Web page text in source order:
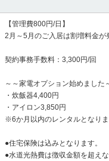
【管理費800円/日】
2月～5月のご入居は割増料金が
契約事務手数料：3,300円/回
～～家電オプション始めました
・炊飯器4,400円
・アイロン3,850円
※6か月以内のレンタルとなり
●住宅保険は込みとなります。
●水道光熱費は徴収金額を超え